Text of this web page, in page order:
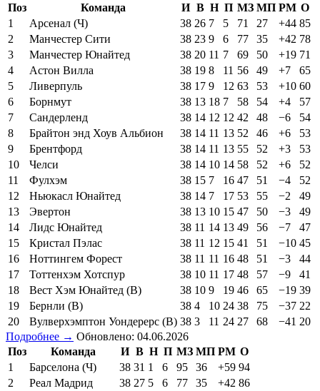
Поз
Команда И В Н П МЗ МП РМ О
1
Арсенал (Ч) 38 26 7 5 71 27 +44 85
2
Манчестер Сити 38 23 9 6 77 35 +42 78
3
Манчестер Юнайтед 38 20 11 7 69 50 +19 71
4
Астон Вилла 38 19 8 11 56 49 +7
65
5
Ливерпуль 38 17 9 12 63 53 +10 60
6
Борнмут 38 13 18 7 58 54 +4
57
7
Сандерленд 38 14 12 12 42 48 −6
54
8
Брайтон энд Хоув Альбион 38 14 11 13 52 46 +6
53
9
Брентфорд 38 14 11 13 55 52 +3
53
10
Челси 38 14 10 14 58 52 +6
52
11
Фулхэм 38 15 7 16 47 51 −4
52
12
Ньюкасл Юнайтед 38 14 7 17 53 55 −2
49
13
Эвертон 38 13 10 15 47 50 −3
49
14
Лидс Юнайтед 38 11 14 13 49 56 −7
47
15
Кристал Пэлас 38 11 12 15 41 51 −10 45
16
Ноттингем Форест 38 11 11 16 48 51 −3
44
17
Тоттенхэм Хотспур 38 10 11 17 48 57 −9
41
18
Вест Хэм Юнайтед (В) 38 10 9 19 46 65 −19 39
19
Бернли (В) 38 4 10 24 38 75 −37 22
20
Вулверхэмптон Уондерерс (В) 38 3 11 24 27 68 −41 20
Подробнее → Обновлено: 04.06.2026
Поз
Команда И В Н П МЗ МП РМ О
1
Барселона (Ч) 38 31 1 6 95 36 +59 94
2
Реал Мадрид 38 27 5 6 77 35 +42 86